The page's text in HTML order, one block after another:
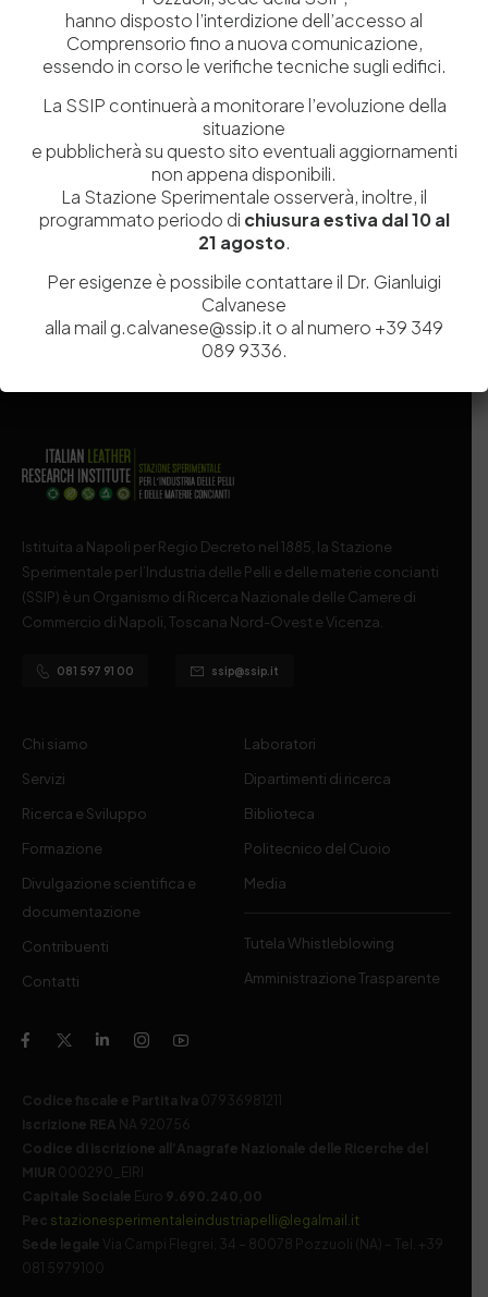
Salva il mio nome, email e sito web in questo browser per la
prossima volta che commento.
Istituita a Napoli per Regio Decreto nel 1885, la Stazione
Sperimentale per l’Industria delle Pelli e delle materie concianti
(SSIP) è un Organismo di Ricerca Nazionale delle Camere di
Commercio di Napoli, Toscana Nord-Ovest e Vicenza.
081 597 91 00 ssip@ssip.it
Chi siamo
Servizi
Ricerca e Sviluppo
Formazione
Divulgazione scientifica e
documentazione
Contribuenti
Contatti
Laboratori
Dipartimenti di ricerca
Biblioteca
Politecnico del Cuoio
Media
Tutela Whistleblowing
Amministrazione Trasparente
Codice fiscale e Partita Iva 07936981211
Iscrizione REA NA 920756
Codice di iscrizione all’Anagrafe Nazionale delle Ricerche del
MIUR 000290_EIRI
Capitale Sociale Euro 9.690.240,00
Pec stazionesperimentaleindustriapelli@legalmail.it
Sede legale
Via Campi Flegrei, 34 – 80078 Pozzuoli (NA) – Tel. +39
081 5979100
hanno disposto l’interdizione dell’accesso al
Comprensorio fino a nuova comunicazione,
essendo in corso le verifiche tecniche sugli edifici.
La SSIP continuerà a monitorare l’evoluzione della
situazione
e pubblicherà su questo sito eventuali aggiornamenti
non appena disponibili.
La Stazione Sperimentale osserverà, inoltre, il
programmato periodo di chiusura estiva dal 10 al
21 agosto.
Per esigenze è possibile contattare il Dr. Gianluigi
Calvanese
alla mail g.calvanese@ssip.it o al numero +39 349
089 9336.